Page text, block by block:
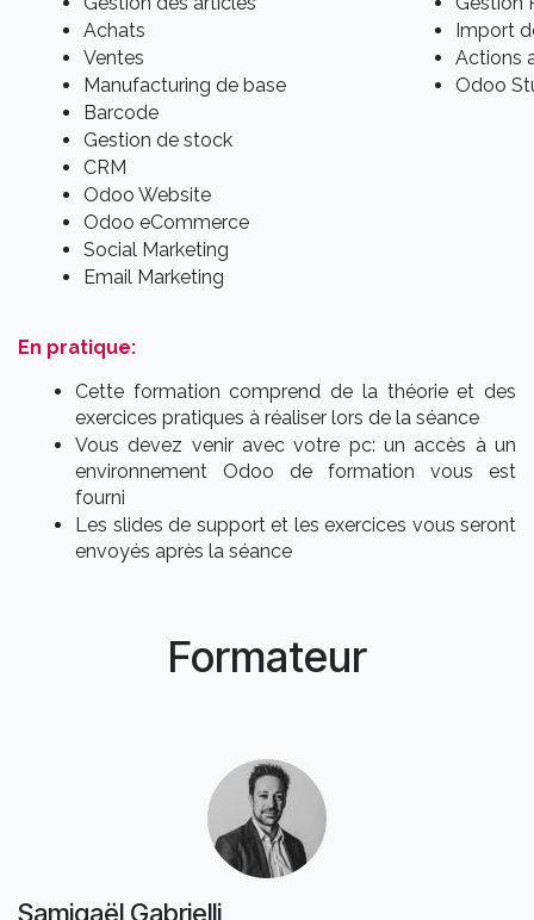
Achats
Ventes
Manufacturing de base
Barcode
Gestion de stock
CRM
Odoo Website
Odoo eCommerce
Social Marketing
Email Marketing
Import
Actions
Odoo
En pratique:
Cette formation comprend de la théorie et des
exercices pratiques à réaliser lors de la séance
Vous devez venir avec votre pc: un accès à un
environnement Odoo de formation vous est
fourni
Les slides de support et les exercices vous seront
envoyés après la séance
Formateur
Samigaël Gabrielli